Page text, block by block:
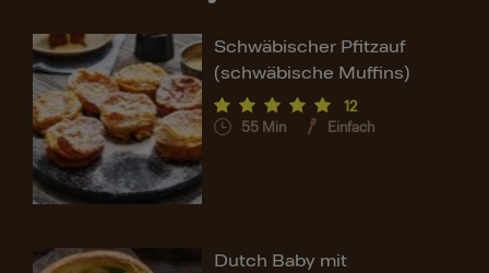
Schwäbischer Pfitzauf
(schwäbische Muffins)
12
55 Min Einfach
Dutch Baby mit